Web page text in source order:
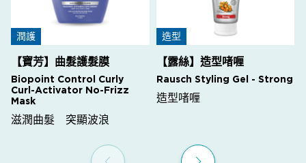
潤護
【寶芳】曲髮護髮膜
Biopoint Control Curly
Curl-Activator No-Frizz
Mask
滋潤曲髮 突顯波浪
造型
【露絲】造型啫喱
Rausch Styling Gel - Strong
造型啫喱